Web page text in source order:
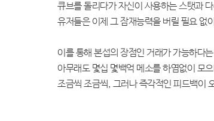
큐브를 돌리다가 자신이 사용하는 스탯과
유저들은 이제 그 잠재능력을 버릴 필요 없
이를 통해 본섭의 장점인 거래가 가능하다
아무래도 몇십 몇백억 메소를 하염없이 모
조금씩 조금씩, 그러나 즉각적인 피드백이